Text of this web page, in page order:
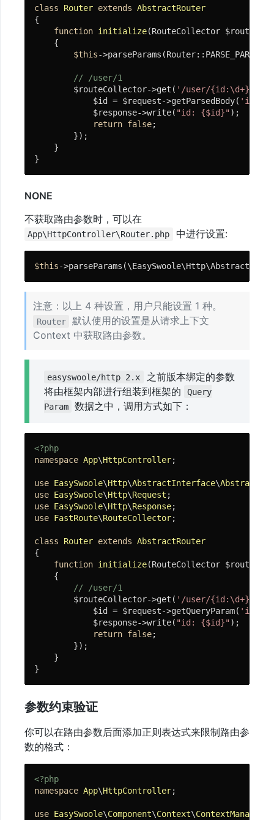
class Router extends AbstractRouter
{
function initialize(RouteCollector
{
$this-
// /user/1
        $routeCollector->get(
'/user/{id:\d+}'
            $id = $request->getParsedBody(
'id'
            $response->write(
"id: {$id}");
return false;
        });
    }
}
NONE
不获取路由参数时，可以在
App\HttpController\Router.php 中进行设置:
$this-
注意：以上 4 种设置，用户只能设置 1 种。
Router
默认使用的设置是从请求上下文
Context 中获取路由参数。
easyswoole/http 2.x
之前版本绑定的参数
将由框架内部进行组装到框架的
Query
Param
数据之中，调用方式如下：
<?php
namespace App\HttpController;
use EasySwoole\Http\AbstractInterface\
use EasySwoole\Http\Request
use EasySwoole\Http\Response
use FastRoute\RouteCollector;
class Router extends AbstractRouter
{
function initialize(RouteCollector
{
// /user/1
        $routeCollector->get(
'/user/{id:\d+}'
            $id = $request->getQueryParam(
'id'
            $response->write(
"id: {$id}");
return false;
        });
    }
}
参数约束验证
你可以在路由参数后面添加正则表达式来限制路由参
数的格式：
<?php
namespace App\HttpController;
use EasySwoole\Component\Context\ContextManager